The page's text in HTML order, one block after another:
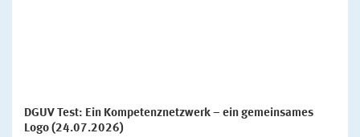
DGUV Test: Ein Kompetenznetzwerk – ein gemeinsames
Logo (24.07.2026)